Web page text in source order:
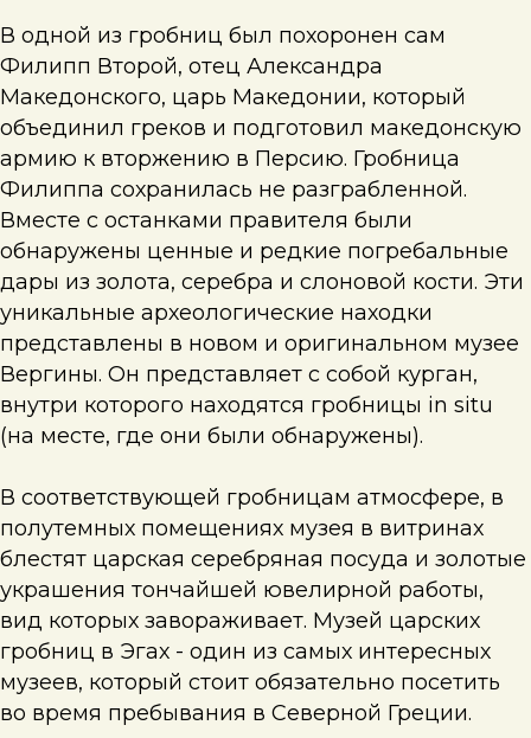
В одной из гробниц был похоронен сам
Филипп Второй, отец Александра
Македонского, царь Македонии, который
объединил греков и подготовил македонскую
армию к вторжению в Персию. Гробница
Филиппа сохранилась не разграбленной.
Вместе с останками правителя были
обнаружены ценные и редкие погребальные
дары из золота, серебра и слоновой кости. Эти
уникальные археологические находки
представлены в новом и оригинальном музее
Вергины. Он представляет с собой курган,
внутри которого находятся гробницы in situ
(на месте, где они были обнаружены).
В соответствующей гробницам атмосфере, в
полутемных помещениях музея в витринах
блестят царская серебряная посуда и золотые
украшения тончайшей ювелирной работы,
вид которых завораживает. Музей царских
гробниц в Эгах - один из самых интересных
музеев, который стоит обязательно посетить
во время пребывания в Северной Греции.